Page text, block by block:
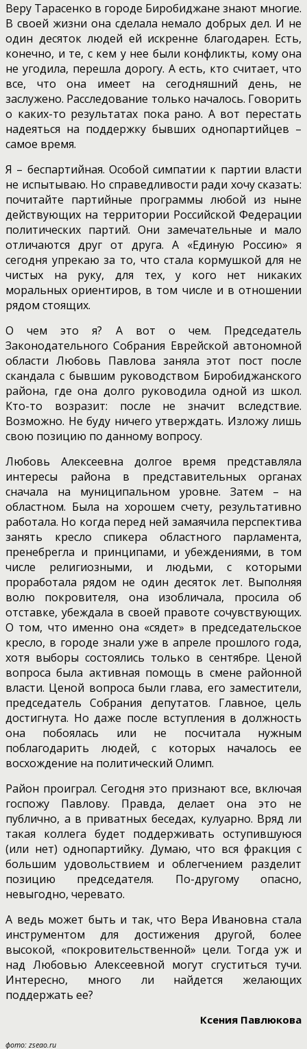
Веру Тарасенко в городе Биробиджане знают многие.
В своей жизни она сделала немало добрых дел. И не
один десяток людей ей искренне благодарен. Есть,
конечно, и те, с кем у нее были конфликты, кому она
не угодила, перешла дорогу. А есть, кто считает, что
все, что она имеет на сегодняшний день, не
заслужено. Расследование только началось. Говорить
о каких-то результатах пока рано. А вот перестать
надеяться на поддержку бывших однопартийцев –
самое время.
Я – беспартийная. Особой симпатии к партии власти
не испытываю. Но справедливости ради хочу сказать:
почитайте партийные программы любой из ныне
действующих на территории Российской Федерации
политических партий. Они замечательные и мало
отличаются друг от друга. А «Единую Россию» я
сегодня упрекаю за то, что стала кормушкой для не
чистых на руку, для тех, у кого нет никаких
моральных ориентиров, в том числе и в отношении
рядом стоящих.
О чем это я? А вот о чем. Председатель
Законодательного Собрания Еврейской автономной
области Любовь Павлова заняла этот пост после
скандала с бывшим руководством Биробиджанского
района, где она долго руководила одной из школ.
Кто-то возразит: после не значит вследствие.
Возможно. Не буду ничего утверждать. Изложу лишь
свою позицию по данному вопросу.
Любовь Алексеевна долгое время представляла
интересы района в представительных органах
сначала на муниципальном уровне. Затем – на
областном. Была на хорошем счету, результативно
работала. Но когда перед ней замаячила перспектива
занять кресло спикера областного парламента,
пренебрегла и принципами, и убеждениями, в том
числе религиозными, и людьми, с которыми
проработала рядом не один десяток лет. Выполняя
волю покровителя, она изобличала, просила об
отставке, убеждала в своей правоте сочувствующих.
О том, что именно она «сядет» в председательское
кресло, в городе знали уже в апреле прошлого года,
хотя выборы состоялись только в сентябре. Ценой
вопроса была активная помощь в смене районной
власти. Ценой вопроса были глава, его заместители,
председатель Собрания депутатов. Главное, цель
достигнута. Но даже после вступления в должность
она побоялась или не посчитала нужным
поблагодарить людей, с которых началось ее
восхождение на политический Олимп.
Район проиграл. Сегодня это признают все, включая
госпожу Павлову. Правда, делает она это не
публично, а в приватных беседах, кулуарно. Вряд ли
такая коллега будет поддерживать оступившуюся
(или нет) однопартийку. Думаю, что вся фракция с
большим удовольствием и облегчением разделит
позицию председателя. По-другому опасно,
невыгодно, черевато.
А ведь может быть и так, что Вера Ивановна стала
инструментом для достижения другой, более
высокой, «покровительственной» цели. Тогда уж и
над Любовью Алексеевной могут сгуститься тучи.
Интересно, много ли найдется желающих
поддержать ее?
Ксения Павлюкова
фото: zseao.ru